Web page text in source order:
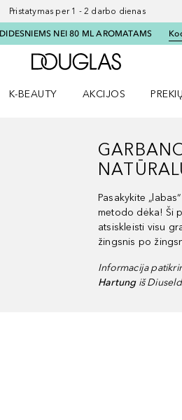
per 1 - 2 darbo dienas
NEI 80 ML AROMATAMS
Į Douglas
K-BEAUTY
AKCIJOS
Pasakykite
metodo dėka! Ši
atsiskleisti visu
žingsnis po
Informacija
Hartungiš